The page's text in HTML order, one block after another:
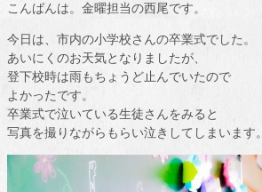
こんばんは。金曜担当の西尾です。
今日は、市内の小学校さんの卒業式でした。
あいにくのお天気となりましたが、
登下校時は雨もちょうど止んでいたので
よかったです。
卒業式で泣いている生徒さんをみると
写真を撮りながらもらい泣きしてしまいます。